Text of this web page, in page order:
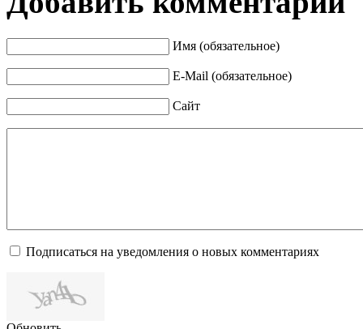
Имя (обязательное)
E-Mail (обязательное)
Сайт
Подписаться на уведомления о новых комментариях